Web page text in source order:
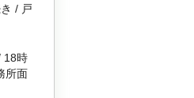
/ 戸
18時
所面